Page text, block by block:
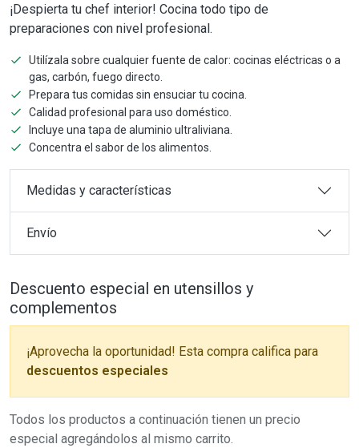
¡Despierta tu chef interior! Cocina todo tipo de
preparaciones con nivel profesional.
Utilízala sobre cualquier fuente de calor: cocinas eléctricas o a
gas, carbón, fuego directo.
Prepara tus comidas sin ensuciar tu cocina.
Calidad profesional para uso doméstico.
Incluye una tapa de aluminio ultraliviana.
Concentra el sabor de los alimentos.
Medidas y características
Envío
Descuento especial en utensillos y
complementos
¡Aprovecha la oportunidad! Esta compra califica para
descuentos especiales
Todos los productos a continuación tienen un precio
especial agregándolos al mismo carrito.